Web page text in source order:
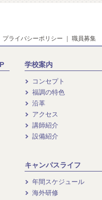
プライバシーポリシー 職員募集
学校案内
コンセプト
福調の特色
沿革
アクセス
講師紹介
設備紹介
キャンパスライフ
年間スケジュール
海外研修